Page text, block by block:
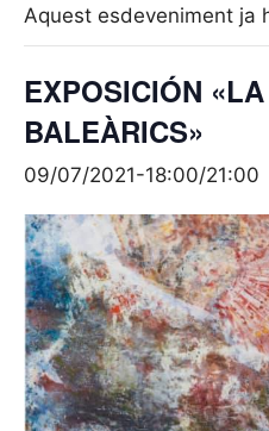
Aquest esdeveniment ja
EXPOSICIÓN
BALEÀRICS»
09/07/2021-18:00/21:00